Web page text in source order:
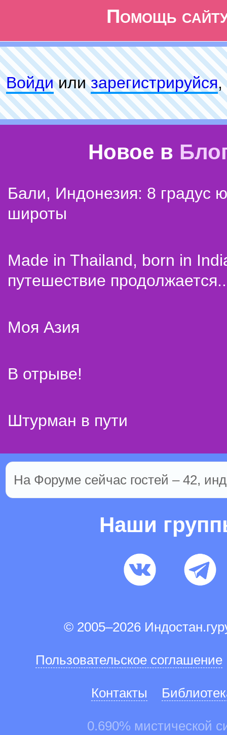
Помощь
Войдиилизарeгиcтpируйся,
Новое в
Бали, Индонезия: 8 градус
широты
Made in Thailand, born in
путешествие
Моя Азия
В отрыве!
Штурман в пути
На Форуме сейчас гостей – 42,
Наши
© 2005–2026
Пользовательское соглашение
Контакты
0.690% мистической